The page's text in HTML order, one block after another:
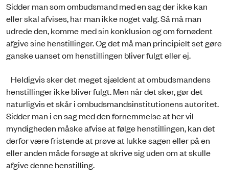
Sidder man som ombudsmand med en sag der ikke kan
eller skal afvises, har man ikke noget valg. Så må man
udrede den, komme med sin konklusion og om fornødent
afgive sine henstillinger. Og det må man principielt set gøre
ganske uanset om henstillingen bliver fulgt eller ej.
Heldigvis sker det meget sjældent at ombudsmandens
henstillinger ikke bliver fulgt. Men når det sker, gør det
naturligvis et skår i ombudsmandsinstitutionens autoritet.
Sidder man i en sag med den fornemmelse at her vil
myndigheden måske afvise at følge henstillingen, kan det
derfor være fristende at prøve at lukke sagen eller på en
eller anden måde forsøge at skrive sig uden om at skulle
afgive denne henstilling.